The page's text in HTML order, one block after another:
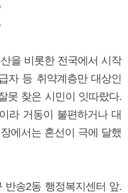
산을 비롯한 전국에서 시작
자 등 취약계층만 대상인
못 찾은 시민이 잇따랐다.
라 거동이 불편하거나 대
에서는 혼선이 극에 달했
반송2동 행정복지센터 앞.